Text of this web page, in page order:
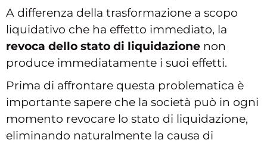
A differenza della trasformazione a scopo
liquidativo che ha effetto immediato, la
revoca dello stato di liquidazione non
produce immediatamente i suoi effetti.
Prima di affrontare questa problematica è
importante sapere che la società può in ogni
momento revocare lo stato di liquidazione,
eliminando naturalmente la causa di